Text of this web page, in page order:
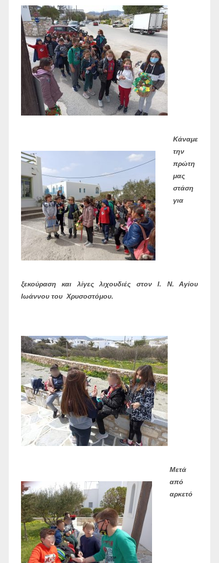
Κάναμε
την
πρώτη
μας
στάση
για
ξεκούραση και λίγες λιχουδιές στον Ι. Ν. Αγίου
Ιωάννου του Χρυσοστόμου.
Μετά
από
αρκετό